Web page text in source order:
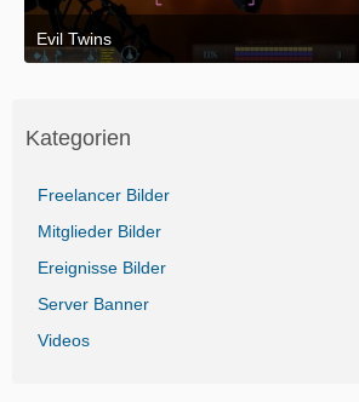
Evil Twins
26. April 2015 um 01:59
Kategorien
Freelancer Bilder
Mitglieder Bilder
Ereignisse Bilder
Server Banner
Videos